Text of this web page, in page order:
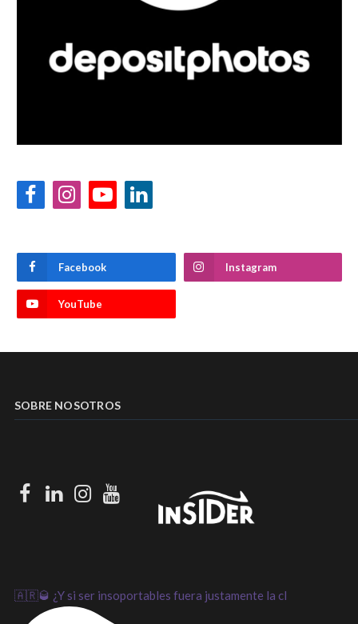
FacebookInstagramYouTubeLinkedIn
Facebook Instagram
YouTube
SOBRE NOSOTROS
Facebook
LinkedIn
Instagram
Youtube
🇦🇷🥃 ¿Y si ser insoportables fuera justamente la cl